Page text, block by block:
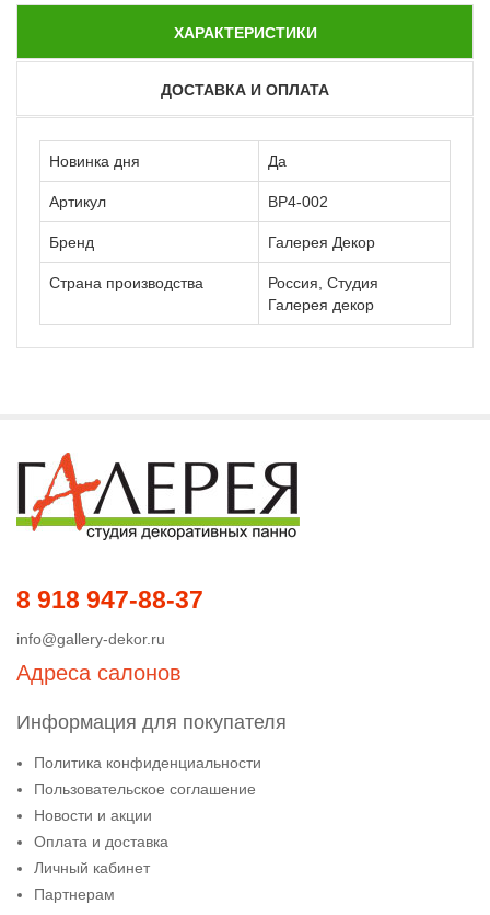
ХАРАКТЕРИСТИКИ
ДОСТАВКА И ОПЛАТА
Новинка дня Да
Артикул ВР4-002
Бренд Галерея Декор
Страна производства
Россия, Студия
Галерея декор
8 918 947-88-37
info@gallery-dekor.ru
Адреса салонов
Информация для покупателя
Политика конфиденциальности
Пользовательское соглашение
Новости и акции
Оплата и доставка
Личный кабинет
Партнерам